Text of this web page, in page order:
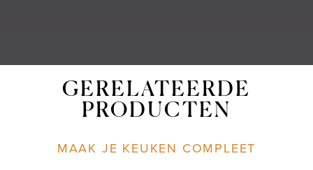
GERELATEERDE
PRODUCTEN
MAAK JE KEUKEN COMPLEET